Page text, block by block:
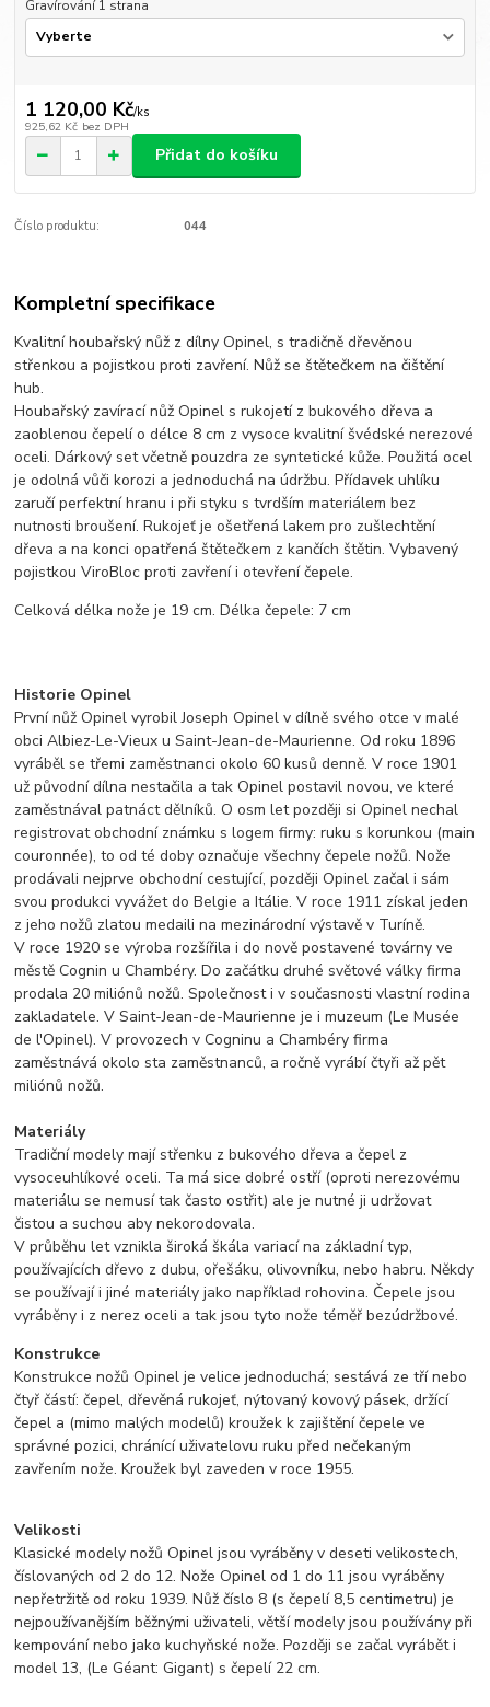
Gravírování 1 strana
1 120,00 Kč/ks
925,62 Kč bez DPH
Přidat do košíku
Číslo produktu: 044
Kompletní specifikace
Kvalitní houbařský nůž z dílny Opinel, s tradičně dřevěnou
střenkou a pojistkou proti zavření. Nůž se štětečkem na čištění
hub.
Houbařský zavírací nůž Opinel s rukojetí z bukového dřeva a
zaoblenou čepelí o délce 8 cm z vysoce kvalitní švédské nerezové
oceli. Dárkový set včetně pouzdra ze syntetické kůže. Použitá ocel
je odolná vůči korozi a jednoduchá na údržbu. Přídavek uhlíku
zaručí perfektní hranu i při styku s tvrdším materiálem bez
nutnosti broušení. Rukojeť je ošetřená lakem pro zušlechtění
dřeva a na konci opatřená štětečkem z kančích štětin. Vybavený
pojistkou ViroBloc proti zavření i otevření čepele.
Celková délka nože je 19 cm. Délka čepele: 7 cm
Historie Opinel
První nůž Opinel vyrobil Joseph Opinel v dílně svého otce v malé
obci Albiez-Le-Vieux u Saint-Jean-de-Maurienne. Od roku 1896
vyráběl se třemi zaměstnanci okolo 60 kusů denně. V roce 1901
už původní dílna nestačila a tak Opinel postavil novou, ve které
zaměstnával patnáct dělníků. O osm let později si Opinel nechal
registrovat obchodní známku s logem firmy: ruku s korunkou (main
couronnée), to od té doby označuje všechny čepele nožů. Nože
prodávali nejprve obchodní cestující, později Opinel začal i sám
svou produkci vyvážet do Belgie a Itálie. V roce 1911 získal jeden
z jeho nožů zlatou medaili na mezinárodní výstavě v Turíně.
V roce 1920 se výroba rozšířila i do nově postavené továrny ve
městě Cognin u Chambéry. Do začátku druhé světové války firma
prodala 20 miliónů nožů. Společnost i v současnosti vlastní rodina
zakladatele. V Saint-Jean-de-Maurienne je i muzeum (Le Musée
de l'Opinel). V provozech v Cogninu a Chambéry firma
zaměstnává okolo sta zaměstnanců, a ročně vyrábí čtyři až pět
miliónů nožů.
Materiály
Tradiční modely mají střenku z bukového dřeva a čepel z
vysoceuhlíkové oceli. Ta má sice dobré ostří (oproti nerezovému
materiálu se nemusí tak často ostřit) ale je nutné ji udržovat
čistou a suchou aby nekorodovala.
V průběhu let vznikla široká škála variací na základní typ,
používajících dřevo z dubu, ořešáku, olivovníku, nebo habru. Někdy
se používají i jiné materiály jako například rohovina. Čepele jsou
vyráběny i z nerez oceli a tak jsou tyto nože téměř bezúdržbové.
Konstrukce
Konstrukce nožů Opinel je velice jednoduchá; sestává ze tří nebo
čtyř částí: čepel, dřevěná rukojeť, nýtovaný kovový pásek, držící
čepel a (mimo malých modelů) kroužek k zajištění čepele ve
správné pozici, chránící uživatelovu ruku před nečekaným
zavřením nože. Kroužek byl zaveden v roce 1955.
Velikosti
Klasické modely nožů Opinel jsou vyráběny v deseti velikostech,
číslovaných od 2 do 12. Nože Opinel od 1 do 11 jsou vyráběny
nepřetržitě od roku 1939. Nůž číslo 8 (s čepelí 8,5 centimetru) je
nejpoužívanějším běžnými uživateli, větší modely jsou používány při
kempování nebo jako kuchyňské nože. Později se začal vyrábět i
model 13, (Le Géant: Gigant) s čepelí 22 cm.